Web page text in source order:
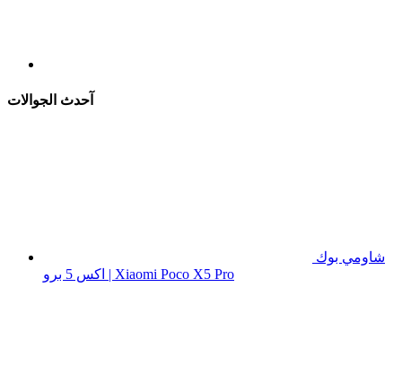
آحدث الجوالات
شاومي بوك
اكس 5 برو | Xiaomi Poco X5 Pro